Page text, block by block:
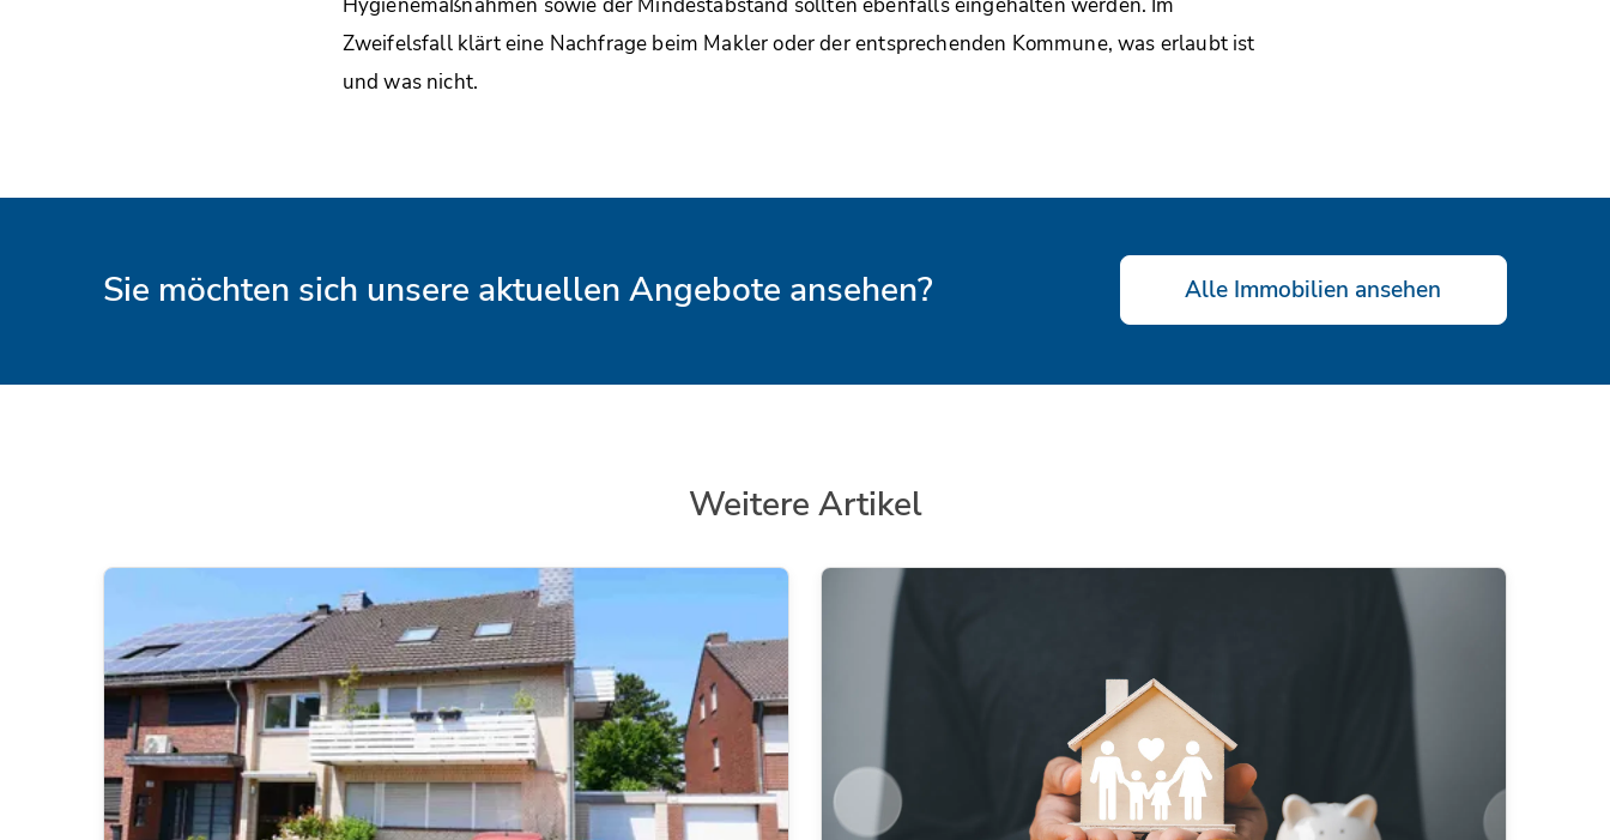
Zweifelsfall klärt eine Nachfrage beim Makler oder der entsprechenden Kommune, was erlaubt ist
und was nicht.
Sie möchten sich unsere aktuellen Angebote ansehen? Alle Immobilien ansehen
Weitere Artikel